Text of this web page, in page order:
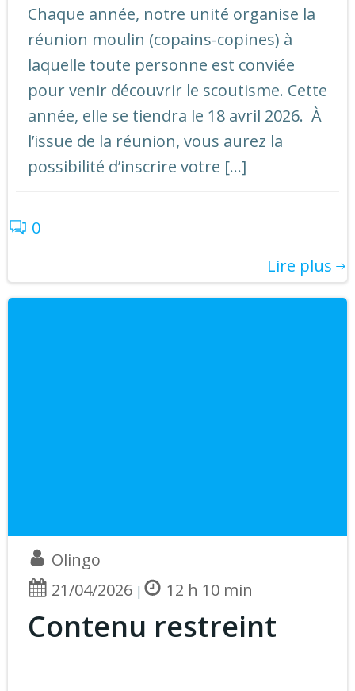
Chaque année, notre unité organise la
réunion moulin (copains-copines) à
laquelle toute personne est conviée
pour venir découvrir le scoutisme. Cette
année, elle se tiendra le 18 avril 2026. À
l’issue de la réunion, vous aurez la
possibilité d’inscrire votre […]
0
Lire plus
Olingo
21/04/2026 | 12 h 10 min
Contenu restreint